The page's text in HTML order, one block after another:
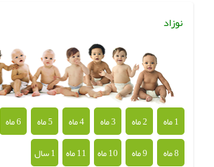
نوزاد
1 ماه 2 ماه 3 ماه 4 ماه 5 ماه 6 ماه
8 ماه
9 ماه 10 ماه 11 ماه 1 سال